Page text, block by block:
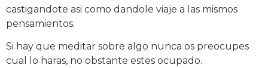
castigandote asi como dandole viaje a las mismos
pensamientos.
Si hay que meditar sobre algo nunca os preocupes
cual lo haras, no obstante estes ocupado.